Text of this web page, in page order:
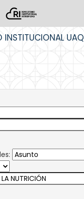
INSTITUCIONAL UAQ